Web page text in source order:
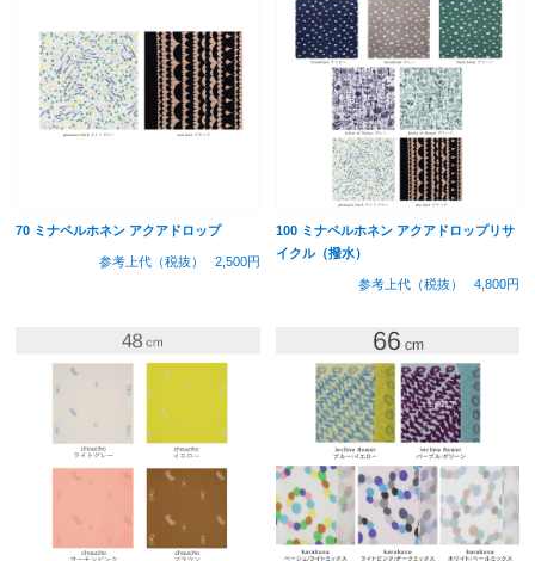
70 ミナペルホネン アクアドロップ
参考上代（税抜） 2,500円
100 ミナペルホネン アクアドロップリサ
イクル（撥水）
参考上代（税抜） 4,800円